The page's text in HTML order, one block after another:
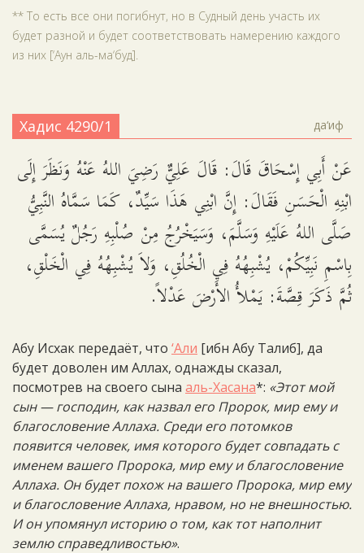
** То есть все они погибнут, но в Судный день участь их
будет разной и будет соответствовать намерению каждого
из них [‘Аун аль-ма‘буд].
Хадис 4290/1 да‘иф
عَنْ أَبِي إِسْحَاقَ قَالَ: قَالَ عَلِيٌّ رَضِيَ اللهُ عَنْهُ وَنَظَرَ إِلَى
ابْنِهِ الْحَسَنِ فَقَالَ: إِنَّ ابْنِي هَذَا سَيِّدٌ، كَمَا سَمَّاهُ النَّبِيُّ
صَلَّى اللهُ عَلَيْهِ وَسَلَّمَ، وَسَيَخْرُجُ مِنْ صُلْبِهِ رَجُلٌ يُسَمَّى
بِاسْمِ نَبِيِّكُمْ، يُشْبِهُهُ فِي الْخُلُقِ، وَلاَ يُشْبِهُهُ فِي الْخَلْقِ،
ثُمَّ ذَكَرَ قِصَّةَ: يَمْلأُ الأَرْضَ عَدْلاً.
Абу Исхак передаёт, что ‘Али [ибн Абу Талиб], да
будет доволен им Аллах, однажды сказал,
посмотрев на своего сына аль-Хасана*: «Этот мой
сын — господин, как назвал его Пророк, мир ему и
благословение Аллаха. Среди его потомков
появится человек, имя которого будет совпадать с
именем вашего Пророка, мир ему и благословение
Аллаха. Он будет похож на вашего Пророка, мир ему
и благословение Аллаха, нравом, но не внешностью.
И он упомянул историю о том, как тот наполнит
землю справедливостью».